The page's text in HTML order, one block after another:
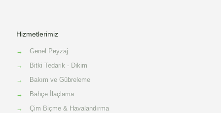
Hizmetlerimiz
→
Genel Peyzaj
→
Bitki Tedarik - Dikim
→
Bakım ve Gübreleme
→
Bahçe İlaçlama
→
Çim Biçme & Havalandırma